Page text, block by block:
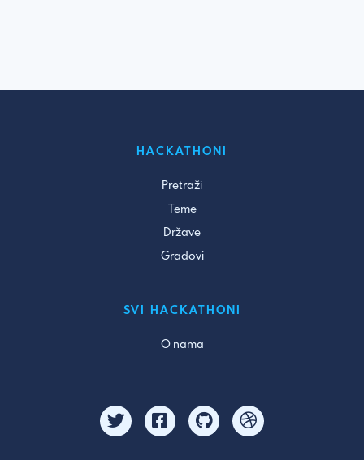
HACKATHONI
Pretraži
Teme
Države
Gradovi
SVI HACKATHONI
O nama